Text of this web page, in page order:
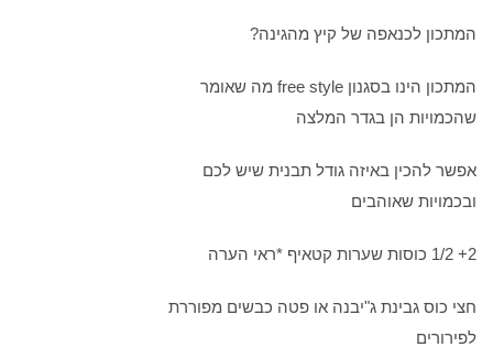
המתכון לכנאפה של קיץ מהגינה?
המתכון הינו בסגנון free style מה שאומר
שהכמויות הן בגדר המלצה
אפשר להכין באיזה גודל תבנית שיש לכם
ובכמויות שאוהבים
2+ 1/2 כוסות שערות קטאיף *ראי הערה
חצי כוס גבינת ג"יבנה או פטה כבשים מפוררת
לפירורים